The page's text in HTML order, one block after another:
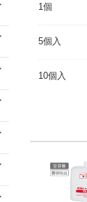
1個
5個入
10個入